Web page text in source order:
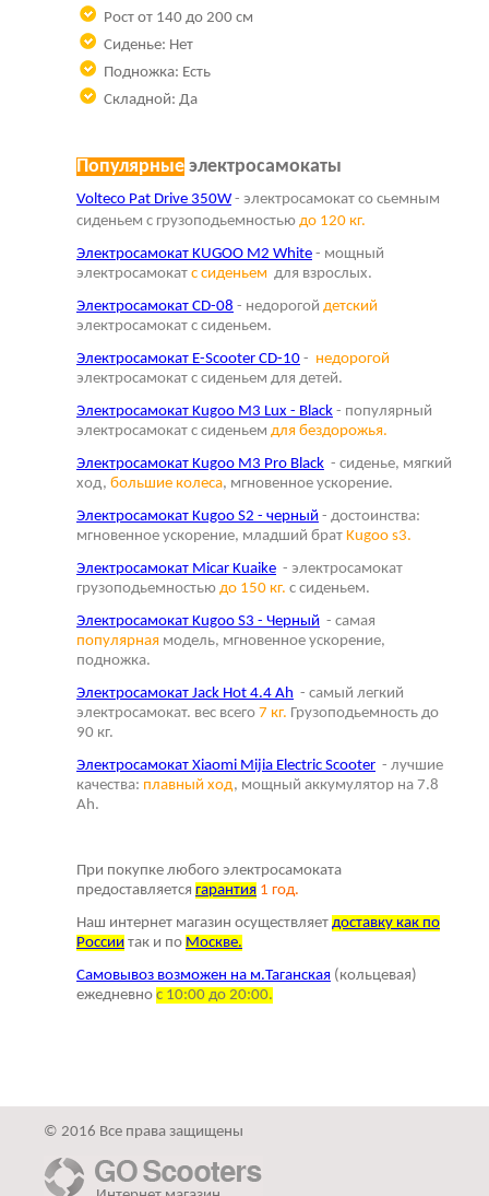
Рост от 140 до 200 см
Сиденье: Нет
Подножка: Есть
Складной: Да
Популярные электросамокаты
Volteco Pat Drive 350W - электросамокат со сьемным
сиденьем с грузоподьемностью до 120 кг.
Электросамокат KUGOO M2 White - мощный
электросамокат с сиденьем для взрослых.
Электросамокат CD-08 - недорогой детский
электросамокат с сиденьем.
Электросамокат E-Scooter CD-10 - недорогой
электросамокат с сиденьем для детей.
Электросамокат Kugoo M3 Lux - Black - популярный
электросамокат с сиденьем для бездорожья.
Электросамокат Kugoo M3 Pro Black - сиденье, мягкий
ход, большие колеса, мгновенное ускорение.
Электросамокат Kugoo S2 - черный - достоинства:
мгновенное ускорение, младший брат Kugoo s3.
Электросамокат Micar Kuaike - электросамокат
грузоподьемностью до 150 кг. с сиденьем.
Электросамокат Kugoo S3 - Черный - самая
популярная модель, мгновенное ускорение,
подножка.
Электросамокат Jack Hot 4.4 Ah - самый легкий
электросамокат. вес всего 7 кг. Грузоподьемность до
90 кг.
Электросамокат Xiaomi Mijia Electric Scooter - лучшие
качества: плавный ход, мощный аккумулятор на 7.8
Ah.
При покупке любого электросамоката
предоставляется гарантия 1 год.
Наш интернет магазин осуществляет доставку как по
России так и по Москве.
Самовывоз возможен на м.Таганская (кольцевая)
ежедневно с 10:00 до 20:00.
© 2016 Все права защищены